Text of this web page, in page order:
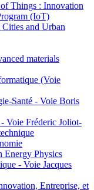
Things : Innovation
(IoT)
and Urban
materials
(Voie
Santé - Voie Boris
Voie Fréderic Joliot-
Physics
- Voie Jacques
Entreprise, et